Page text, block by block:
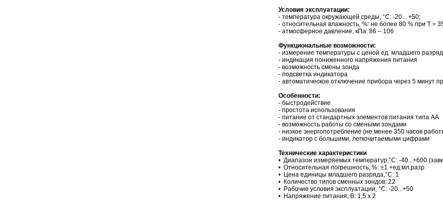
Условия эксплуатации:
- температура окружающей среды, °С: -20…+50;
- относительная влажность, %: не более 80 % при T =
- атмосферное давление, кПа: 86 – 106
Функциональные возможности:
- измерение температуры с ценой ед. младшего
- индикация пониженного напряжения питания
- возможность смены зонда
- подсветка индикатора
- автоматическое отключение прибора через 5 минут
Особенности:
- быстродействие
- простота использования
- питание от стандартных элементов питания типа АА
- возможность работы со смеными зондами
- низкое энергопотребление (не менее 350 часов
- индикатор с большими, легкочитаемыми цифрами
Технические характеристики
• Диапазон измеряемых температур,°С: -40...+600
• Относительная погрешность, %: ±1 +ед.мл.разр
• Цена единицы младшего разряда,°С: 1
• Количество типов сменных зондов: 22
• Рабочие условия эксплуатации, °С: -20...+50
• Напряжение питания, В: 1,5 x 2